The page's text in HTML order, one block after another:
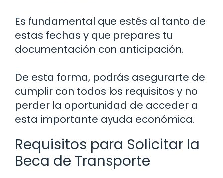
Es fundamental que estés al tanto de
estas fechas y que prepares tu
documentación con anticipación.
De esta forma, podrás asegurarte de
cumplir con todos los requisitos y no
perder la oportunidad de acceder a
esta importante ayuda económica.
Requisitos para Solicitar la
Beca de Transporte